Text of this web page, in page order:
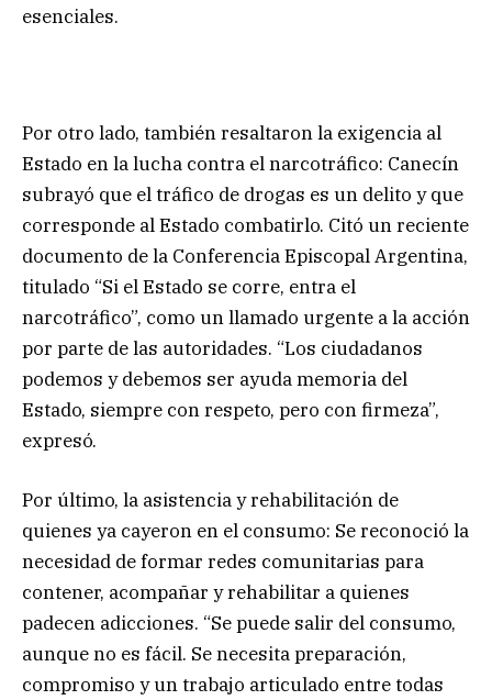
esenciales.
Por otro lado, también resaltaron la exigencia al
Estado en la lucha contra el narcotráfico: Canecín
subrayó que el tráfico de drogas es un delito y que
corresponde al Estado combatirlo. Citó un reciente
documento de la Conferencia Episcopal Argentina,
titulado “Si el Estado se corre, entra el
narcotráfico”, como un llamado urgente a la acción
por parte de las autoridades. “Los ciudadanos
podemos y debemos ser ayuda memoria del
Estado, siempre con respeto, pero con firmeza”,
expresó.
Por último, la asistencia y rehabilitación de
quienes ya cayeron en el consumo: Se reconoció la
necesidad de formar redes comunitarias para
contener, acompañar y rehabilitar a quienes
padecen adicciones. “Se puede salir del consumo,
aunque no es fácil. Se necesita preparación,
compromiso y un trabajo articulado entre todas